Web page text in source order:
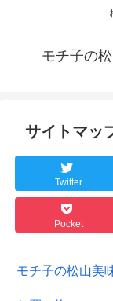
モチ子の
サイトマッ
Twitter
Pocket
モチ子の松山美